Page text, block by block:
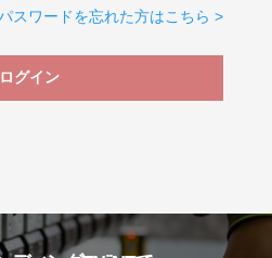
スワードを忘れた方はこちら >
ログイン